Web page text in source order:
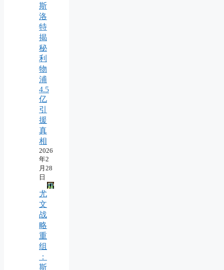
斯
洛
特
揭
秘
利
物
浦
4.5
亿
引
援
真
相
2026
年2
月28
日
尤
文
战
略
重
组
：
斯